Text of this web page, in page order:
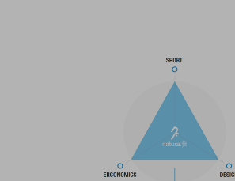
The CUBE brand is synonymous with